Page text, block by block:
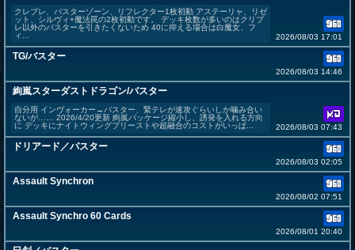
クレブレ、バスターゾーン、リフレクター1枚初動 アステーリャ、リゼ
ット、シルヴィ+魔法罠の2枚初動です。 デッキ枚数が多いのはクリブ
レ以外のバスターを引きたくないため 40に抑える場合は白魔女、フ
ィ...
2026/08/03 17:01
TG/バスター
2026/08/03 14:46
絢嵐スターダストドラゴン/バスター
自分用 インヴォーカー→バスター、緊テレが速攻ぐらいしか噛み合い
ないが…… 2026/4/20更新 絢嵐パッケージ縮小し、誘発を入れる方向
に デッキにナイトウィングプリーストや超融合のコストがいっぱ...
2026/08/03 07:43
ドリアード／バスター
2026/08/03 02:05
Assault Synchron
2026/08/02 07:51
Assault Synchro 60 Cards
2026/08/01 20:40